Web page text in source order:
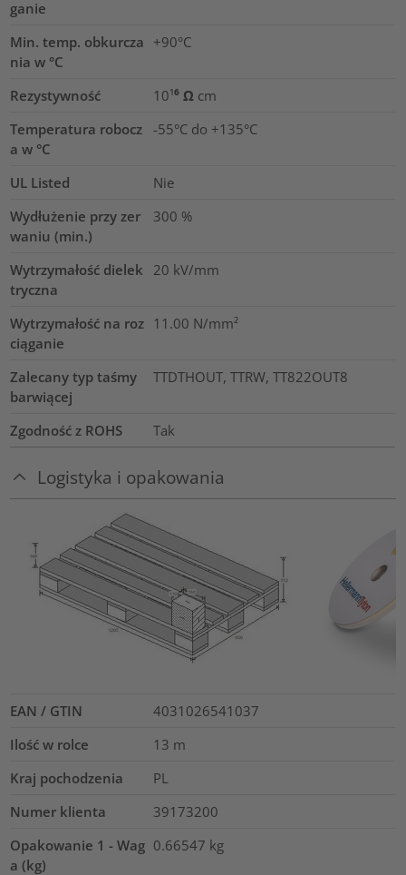
ganie
Min. temp. obkurcza
nia w °C
+90°C
Rezystywność
10¹⁶ Ω cm
Temperatura robocz
a w °C
-55°C do +135°C
UL Listed
Nie
Wydłużenie przy zer
waniu (min.)
300 %
Wytrzymałość dielek
tryczna
20 kV/mm
Wytrzymałość na roz
ciąganie
11.00 N/mm²
Zalecany typ taśmy
barwiącej
TTDTHOUT, TTRW, TT822OUT8
Zgodność z ROHS Tak
Logistyka i opakowania
EAN / GTIN
4031026541037
Ilość w rolce
13 m
Kraj pochodzenia
PL
Numer klienta
39173200
Opakowanie 1 - Wag
a (kg)
0.66547 kg